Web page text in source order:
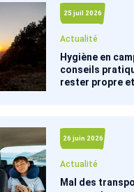
25 juil 2026
Actualité
Hygiène en
conseils
rester propre
26 juin 2026
Actualité
Mal des